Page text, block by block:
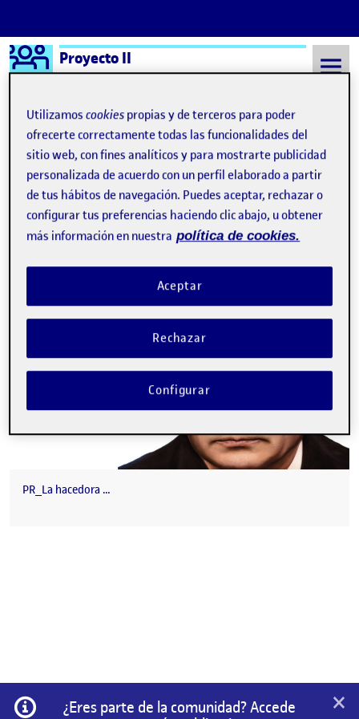
Saltar al contenido
Logo Ágora
Proyecto II
Semestre 20212 - Aula 1 6 Junio, 2022
6 Junio, 2022
PEC 4 – La Hacedora
Visibilidad:
Pública-Fecha de publicación
6 Jun 2022-comentarioen PEC 4 – La Hacedora
PR_La hacedora …
Información
¿Eres parte de la comunidad? Accede
×
Utilizamoscookies propias y de terceros para poder
ofrecerte correctamente todas las funcionalidades del
sitio web, con fines analíticos y para mostrarte publicidad
personalizada de acuerdo con un perfil elaborado a partir
de tus hábitos de navegación. Puedes aceptar, rechazar o
configurar tus preferencias haciendo clic abajo, u obtener
más información en nuestra política de cookies.
Rechazar
Aceptar
Configurar